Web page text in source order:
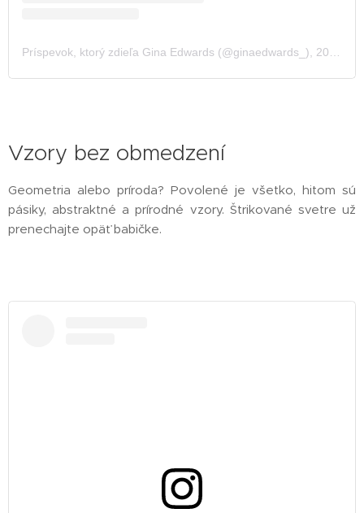
Príspevok, ktorý zdieľa Gina Edwards (@ginaedwards_) 20 Sep 2019 o 1:35 PDT
Vzory bez obmedzení
Geometria alebo príroda? Povolené je všetko, hitom sú
pásiky, abstraktné a prírodné vzory. Štrikované svetre už
prenechajte opäť babičke.